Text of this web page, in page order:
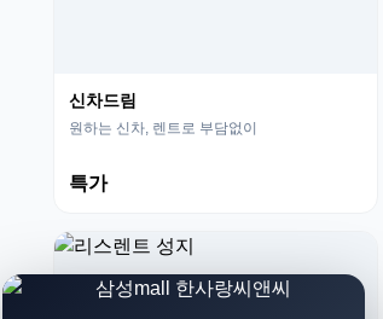
신차드림
원하는 신차, 렌트로 부담없이
특가